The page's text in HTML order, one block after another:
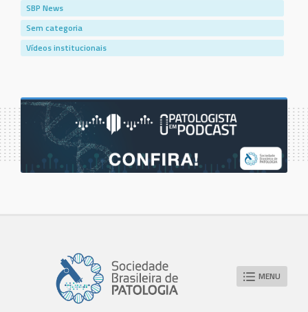
SBP News
Sem categoria
Vídeos institucionais
MENU